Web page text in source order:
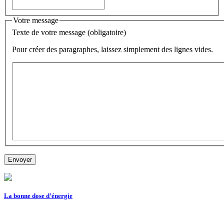
Votre message
Texte de votre message (obligatoire)
Pour créer des paragraphes, laissez simplement des lignes vides.
La bonne dose d’énergie